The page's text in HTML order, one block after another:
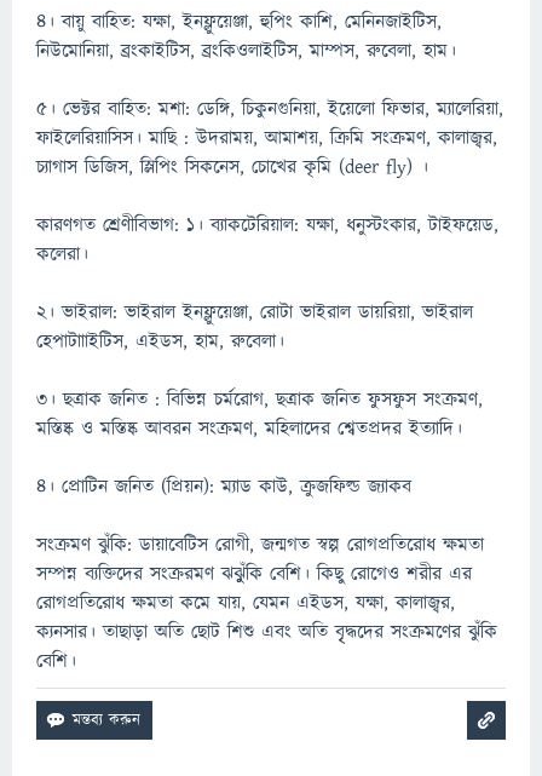
৪। বায়ু বাহিত: যক্ষা, ইনফ্লুয়েঞ্জা, হুপিং কাশি, মেনিনজাইটিস,
নিউমোনিয়া, ব্রংকাইটিস, ব্রংকিওলাইটিস, মাম্পস, রুবেলা, হাম।
৫। ভেক্টর বাহিত: মশা: ডেঙ্গি, চিকুনগুনিয়া, ইয়েলো ফিভার, ম্যালেরিয়া,
ফাইলেরিয়াসিস। মাছি : উদরাময়, আমাশয়, ক্রিমি সংক্রমণ, কালাজ্বর,
চ্যাগাস ডিজিস, স্লিপিং সিকনেস, চোখের কৃমি (deer fly) ।
কারণগত শ্রেণীবিভাগ: ১। ব্যাকটেরিয়াল: যক্ষা, ধনুস্টংকার, টাইফয়েড,
কলেরা।
২। ভাইরাল: ভাইরাল ইনফ্লুয়েঞ্জা, রোটা ভাইরাল ডায়রিয়া, ভাইরাল
হেপাটাাাইটিস, এইডস, হাম, রুবেলা।
৩। ছত্রাক জনিত : বিভিন্ন চর্মরোগ, ছত্রাক জনিত ফুসফুস সংক্রমণ,
মস্তিষ্ক ও মস্তিষ্ক আবরন সংক্রমণ, মহিলাদের শ্বেতপ্রদর ইত্যাদি।
৪। প্রোটিন জনিত (প্রিয়ন): ম্যাড কাউ, ক্রুজফিল্ড জ্যাকব
সংক্রমণ ঝুঁকি: ডায়াবেটিস রোগী, জন্মগত স্বল্প রোগপ্রতিরোধ ক্ষমতা
সম্পন্ন ব্যক্তিদের সংক্ররমণ ঝঝুুঁকি বেশি। কিছু রোগেও শরীর এর
রোগপ্রতিরোধ ক্ষমতা কমে যায়, যেমন এইডস, যক্ষা, কালাজ্বর,
ক্যনসার। তাছাড়া অতি ছোট শিশু এবং অতি বৃৃদ্ধদের সংক্রমণের ঝুঁকি
বেশি।